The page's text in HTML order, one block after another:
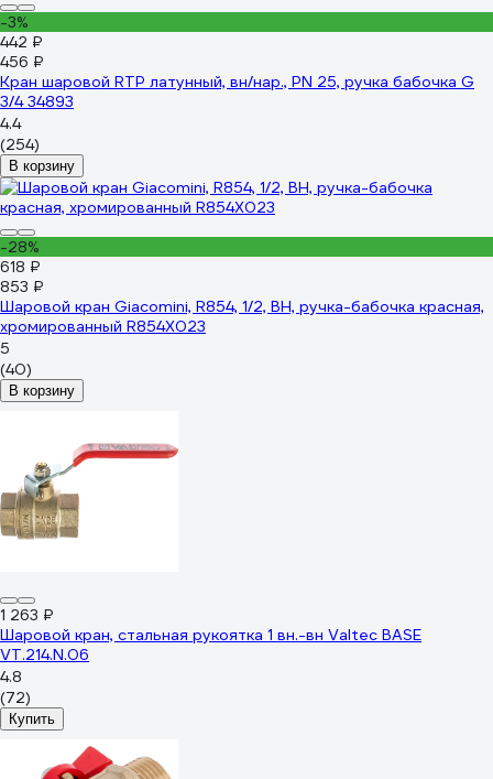
-3%
442 ₽
456 ₽
Кран шаровой RTP латунный, вн/нар., PN 25, ручка бабочка G
3/4 34893
4.4
(254)
В корзину
-28%
618 ₽
853 ₽
Шаровой кран Giacomini, R854, 1/2, ВН, ручка-бабочка красная,
хромированный R854X023
5
(40)
В корзину
1 263 ₽
Шаровой кран, стальная рукоятка 1 вн.-вн Valtec BASE
VT.214.N.06
4.8
(72)
Купить